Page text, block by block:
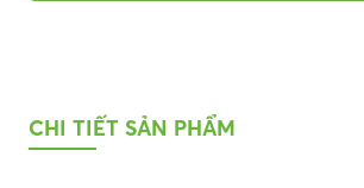
CHI TIẾT SẢN PHẨM